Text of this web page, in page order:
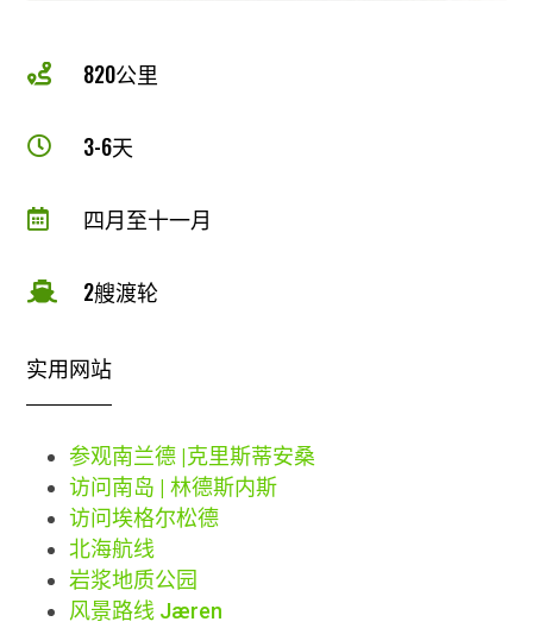
 820公里
 3-6天
 四月至十一月
 2艘渡轮
实用网站
参观南兰德 |克里斯蒂安桑
访问南岛 | 林德斯内斯
访问埃格尔松德
北海航线
岩浆地质公园
风景路线 Jæren